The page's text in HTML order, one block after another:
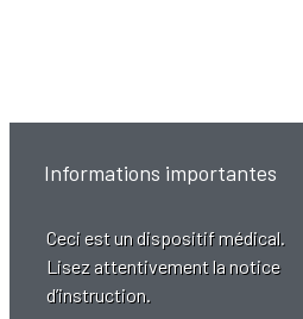
Informations importantes
Ceci est un dispositif médical.
Lisez attentivement la notice
d’instruction.